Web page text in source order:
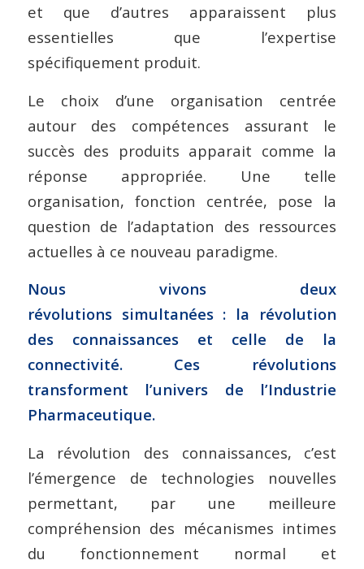
et que d’autres apparaissent plus
essentielles que l’expertise
spécifiquement produit.
Le choix d’une organisation centrée
autour des compétences assurant le
succès des produits apparait comme la
réponse appropriée. Une telle
organisation, fonction centrée, pose la
question de l’adaptation des ressources
actuelles à ce nouveau paradigme.
Nous vivons deux
révolutions simultanées : la révolution
des connaissances et celle de la
connectivité. Ces révolutions
transforment l’univers de l’Industrie
Pharmaceutique.
La révolution des connaissances, c’est
l’émergence de technologies nouvelles
permettant, par une meilleure
compréhension des mécanismes intimes
du fonctionnement normal et